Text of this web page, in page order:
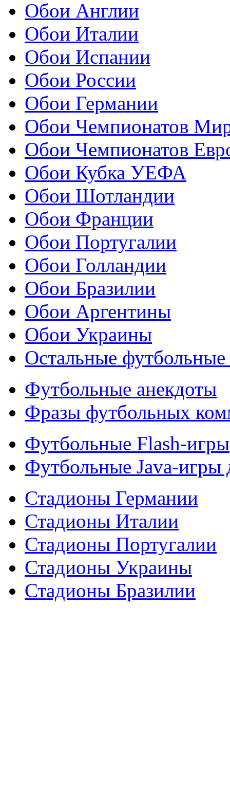
Обои Англии
Обои Италии
Обои Испании
Обои России
Обои Германии
Обои Чемпионатов
Обои Чемпионатов
Обои Кубка УЕФА
Обои Шотландии
Обои Франции
Обои Португалии
Обои Голландии
Обои Бразилии
Обои Аргентины
Обои Украины
Остальные
Футбольные анекдоты
Фразы футбольных
Футбольные Flash-игры
Футбольные Java-игры
Стадионы Германии
Стадионы Италии
Стадионы Португалии
Стадионы Украины
Стадионы Бразилии